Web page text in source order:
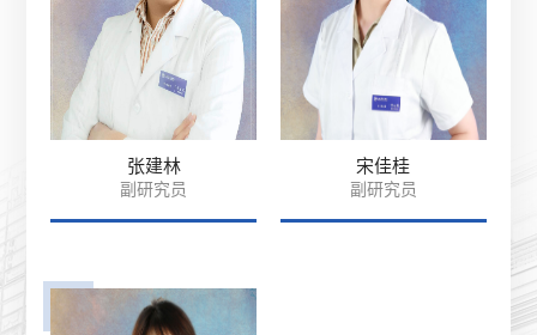
张建林
副研究员
宋佳桂
副研究员